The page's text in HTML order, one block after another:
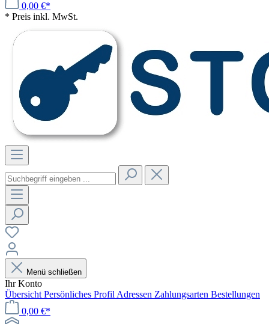
0,00 €*
* Preis inkl. MwSt.
Menü schließen
Ihr Konto
Übersicht Persönliches Profil Adressen Zahlungsarten Bestellungen
0,00 €*